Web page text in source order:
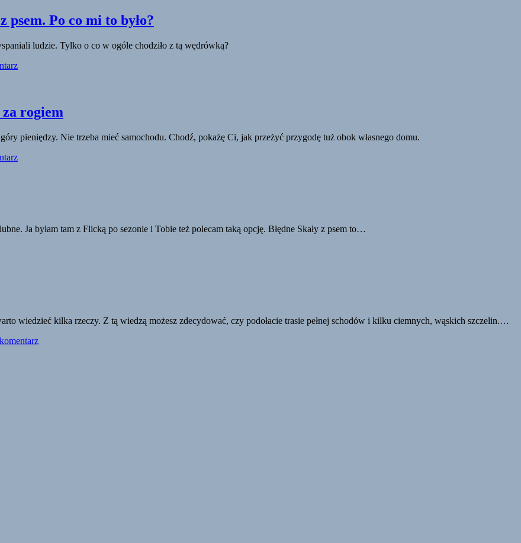
psem. Po co mi to było?
ludzie. Tylko o co w ogóle chodziło z tą wędrówką?
rogiem
pieniędzy. Nie trzeba mieć samochodu. Chodź, pokażę Ci, jak przeżyć przygodę tuż obok własnego domu.
Ja byłam tam z Flicką po sezonie i Tobie też polecam taką opcję. Błędne Skały z psem to…
wiedzieć kilka rzeczy. Z tą wiedzą możesz zdecydować, czy podołacie trasie pełnej schodów i kilku ciemnych, wąskich szczelin.…